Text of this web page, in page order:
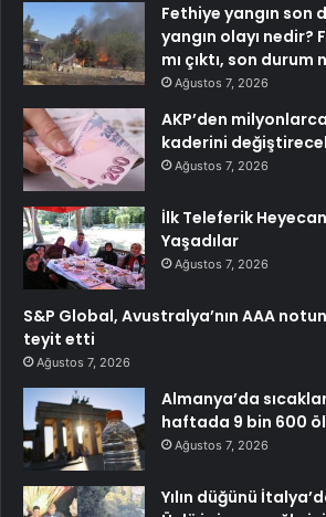
Fethiye yangın son
yangın olayı nedir?
mı çıktı, son durum
Ağustos 7, 2026
AKP’den
kaderini
Ağustos 7, 2026
İlk Teleferik
Yaşadılar
Ağustos 7, 2026
S&P Global, Avustralya’nın AAA
teyit etti
Ağustos 7, 2026
Almanya’da
haftada 9 bin 600
Ağustos 7, 2026
Yılın düğünü